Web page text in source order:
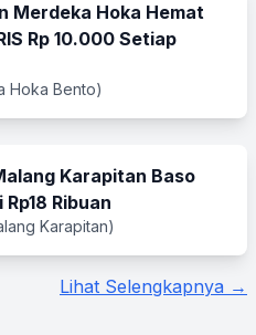
Merdeka Hoka Hemat
Rp 10.000 Setiap
Hoka Bento)
Karapitan Baso
Ribuan
Karapitan)
Lihat Selengkapnya →